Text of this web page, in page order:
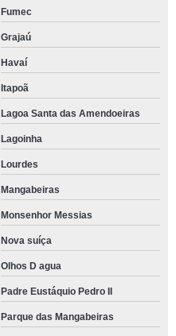
Fumec
Grajaú
Havaí
Itapoã
Lagoa Santa das Amendoeiras
Lagoinha
Lourdes
Mangabeiras
Monsenhor Messias
Nova suíça
Olhos D agua
Padre Eustáquio Pedro II
Parque das Mangabeiras